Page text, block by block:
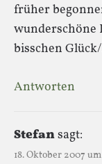
früher
wunderschöne
bisschen
Antworten
Stefansagt:
18. Oktober 2007 um